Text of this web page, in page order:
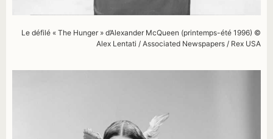
Le défilé « The Hunger » d’Alexander McQueen (printemps-été 1996) ©
Alex Lentati / Associated Newspapers / Rex USA